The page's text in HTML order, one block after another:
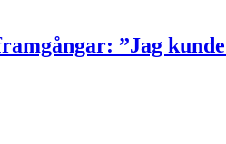
”Jag kunde